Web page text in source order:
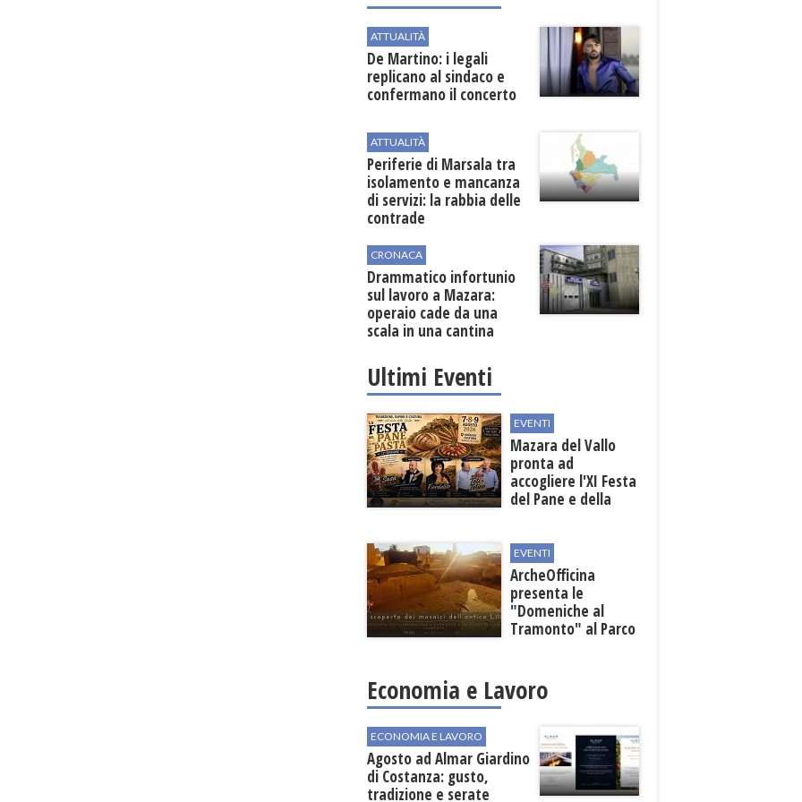
ATTUALITÀ
De Martino: i legali
replicano al sindaco e
confermano il concerto
ATTUALITÀ
Periferie di Marsala tra
isolamento e mancanza
di servizi: la rabbia delle
contrade
CRONACA
Drammatico infortunio
sul lavoro a Mazara:
operaio cade da una
scala in una cantina
Ultimi Eventi
EVENTI
Mazara del Vallo
pronta ad
accogliere l'XI Festa
del Pane e della
EVENTI
ArcheOfficina
presenta le
"Domeniche al
Tramonto" al Parco
Economia e Lavoro
ECONOMIA E LAVORO
Agosto ad Almar Giardino
di Costanza: gusto,
tradizione e serate